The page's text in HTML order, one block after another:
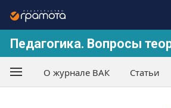
Педагогика. Вопросы
О журнале ВАК Статьи